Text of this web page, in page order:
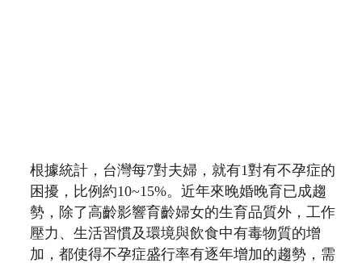
根據統計，台灣每7對夫婦，就有1對有不孕症的
困擾，比例約10~15%。近年來晚婚晚育已成趨
勢，除了高齡影響育齡婦女的生育品質外，工作
壓力、生活習慣及環境與飲食中有毒物質的增
加，都使得不孕症盛行率有逐年增加的趨勢，需